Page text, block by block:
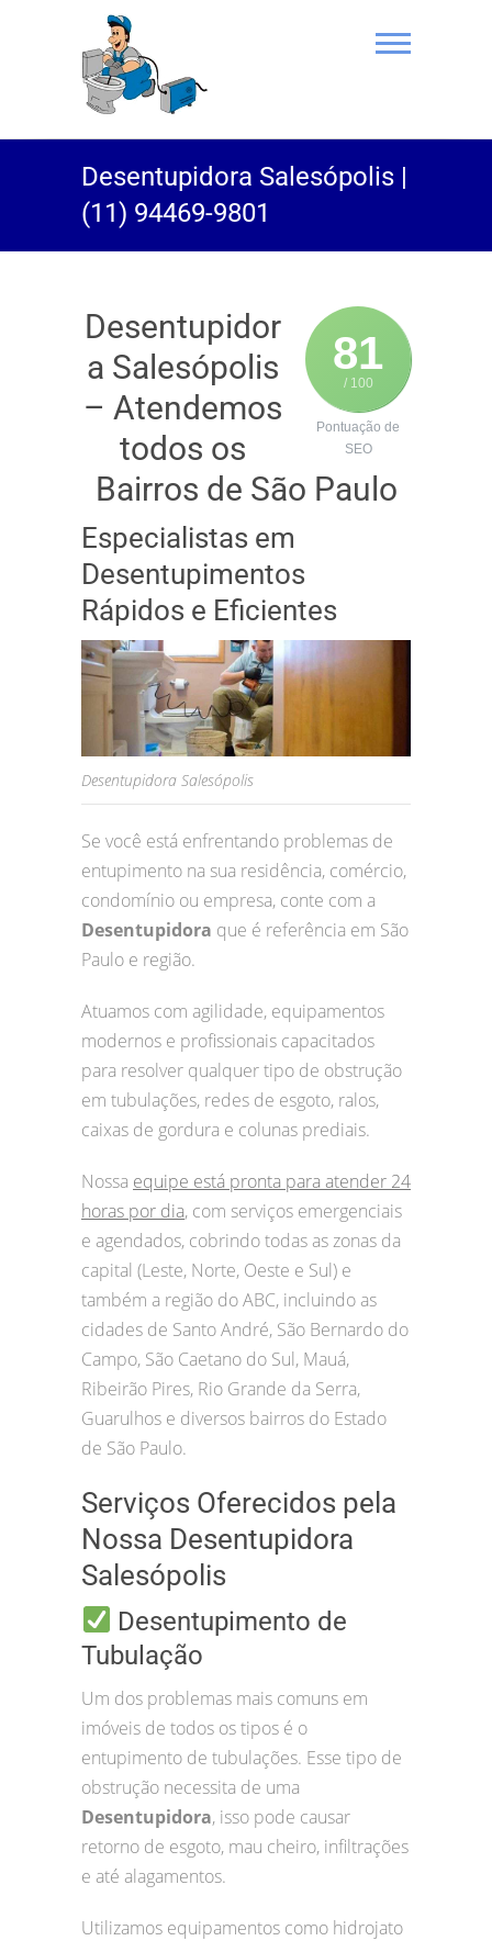
(11) 94469-
9801 |
Rei do Esgoto
Desentupidora Salesópolis |
(11) 94469-9801
81
/ 100
Pontuação de
SEO
Desentupidor
a Salesópolis
– Atendemos
todos os
Bairros de São Paulo
Especialistas em
Desentupimentos
Rápidos e Eficientes
Desentupidora Salesópolis
Se você está enfrentando problemas de
entupimento na sua residência, comércio,
condomínio ou empresa, conte com a
Desentupidora que é referência em São
Paulo e região.
Atuamos com agilidade, equipamentos
modernos e profissionais capacitados
para resolver qualquer tipo de obstrução
em tubulações, redes de esgoto, ralos,
caixas de gordura e colunas prediais.
Nossa equipe está pronta para atender 24
horas por dia, com serviços emergenciais
e agendados, cobrindo todas as zonas da
capital (Leste, Norte, Oeste e Sul) e
também a região do ABC, incluindo as
cidades de Santo André, São Bernardo do
Campo, São Caetano do Sul, Mauá,
Ribeirão Pires, Rio Grande da Serra,
Guarulhos e diversos bairros do Estado
de São Paulo.
Serviços Oferecidos pela
Nossa Desentupidora
Salesópolis
Desentupimento de
Tubulação
Um dos problemas mais comuns em
imóveis de todos os tipos é o
entupimento de tubulações. Esse tipo de
obstrução necessita de uma
Desentupidora, isso pode causar
retorno de esgoto, mau cheiro, infiltrações
e até alagamentos.
Utilizamos equipamentos como hidrojato